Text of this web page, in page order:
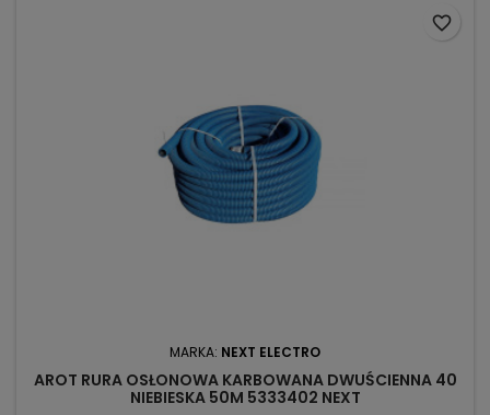
MARKA: NEXT ELECTRO
AROT RURA OSŁONOWA KARBOWANA DWUŚCIENNA 40
NIEBIESKA 50M 5333402 NEXT
favorite_border